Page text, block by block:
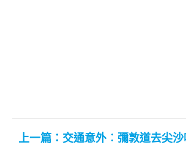
上一篇：交通意外︰彌敦道去尖